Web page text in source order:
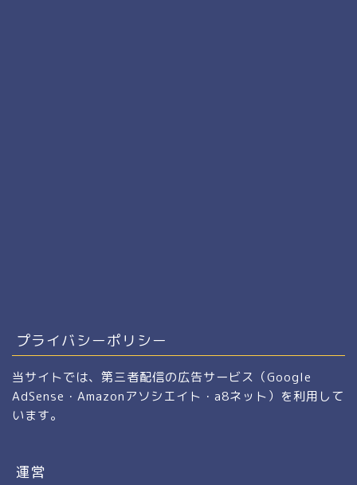
プライバシーポリシー
当サイトでは、第三者配信の広告サービス（Google
AdSense・Amazonアソシエイト・a8ネット）を利用して
います。
運営